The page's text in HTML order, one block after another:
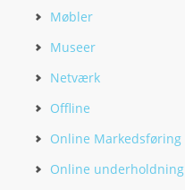
Møbler
Museer
Netværk
Offline
Online Markedsføring
Online underholdning